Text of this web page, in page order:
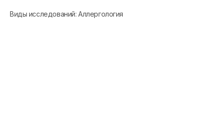
Виды исследований: Аллергология